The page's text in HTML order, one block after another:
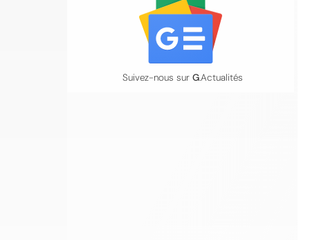
Suivez-nous sur G.Actualités